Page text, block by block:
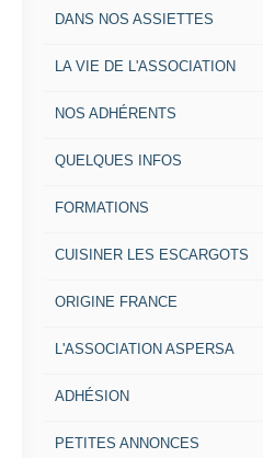
DANS NOS ASSIETTES
LA VIE DE L'ASSOCIATION
NOS ADHÉRENTS
QUELQUES INFOS
FORMATIONS
CUISINER LES ESCARGOTS
ORIGINE FRANCE
L'ASSOCIATION ASPERSA
ADHÉSION
PETITES ANNONCES